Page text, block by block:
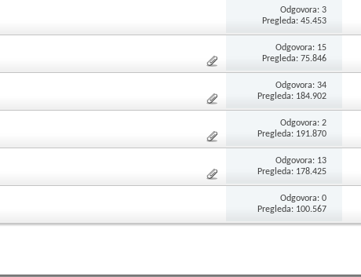
Odgovora:3
Pregleda: 45.453
Odgovora: 15
Pregleda: 75.846
Odgovora:34
Pregleda: 184.902
Odgovora:2
Pregleda: 191.870
Odgovora: 13
Pregleda: 178.425
Odgovora:0
Pregleda: 100.567